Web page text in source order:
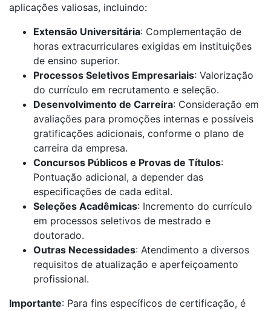
aplicações valiosas, incluindo:
Extensão Universitária: Complementação de
horas extracurriculares exigidas em instituições
de ensino superior.
Processos Seletivos Empresariais: Valorização
do currículo em recrutamento e seleção.
Desenvolvimento de Carreira: Consideração em
avaliações para promoções internas e possíveis
gratificações adicionais, conforme o plano de
carreira da empresa.
Concursos Públicos e Provas de Títulos:
Pontuação adicional, a depender das
especificações de cada edital.
Seleções Acadêmicas: Incremento do currículo
em processos seletivos de mestrado e
doutorado.
Outras Necessidades: Atendimento a diversos
requisitos de atualização e aperfeiçoamento
profissional.
Importante: Para fins específicos de certificação, é